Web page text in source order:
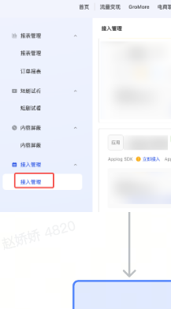
Support
内容输出
SDK
/服
解
录绑定